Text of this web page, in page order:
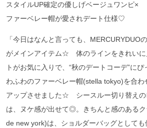
スタイルUP確定の優しげベージュワンピ×
ファーベレー帽が愛されデート仕様♡
「今日はなんと言っても、MERCURYDUO
がメインアイテム☆ 体のラインをきれいに
トがお気に入りで、“秋のデートコーデ”に
わふわのファーベレー帽(stella tokyo)を合わ
アップさせました☆ シースルー切り替えの
は、ヌケ感が出せて◎。きちんと感のある
de new york)は、ショルダーバッグとして